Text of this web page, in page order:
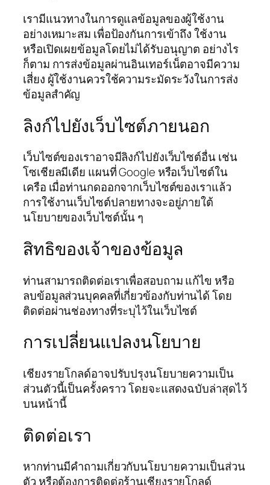
เรามีแนวทางในการดูแลข้อมูลของผู้ใช้งาน
อย่างเหมาะสม เพื่อป้องกันการเข้าถึง ใช้งาน
หรือเปิดเผยข้อมูลโดยไม่ได้รับอนุญาต อย่างไร
ก็ตาม การส่งข้อมูลผ่านอินเทอร์เน็ตอาจมีความ
เสี่ยง ผู้ใช้งานควรใช้ความระมัดระวังในการส่ง
ข้อมูลสำคัญ
ลิงก์ไปยังเว็บไซต์ภายนอก
เว็บไซต์ของเราอาจมีลิงก์ไปยังเว็บไซต์อื่น เช่น
โซเชียลมีเดีย แผนที่ Google หรือเว็บไซต์ใน
เครือ เมื่อท่านกดออกจากเว็บไซต์ของเราแล้ว
การใช้งานเว็บไซต์ปลายทางจะอยู่ภายใต้
นโยบายของเว็บไซต์นั้น ๆ
สิทธิของเจ้าของข้อมูล
ท่านสามารถติดต่อเราเพื่อสอบถาม แก้ไข หรือ
ลบข้อมูลส่วนบุคคลที่เกี่ยวข้องกับท่านได้ โดย
ติดต่อผ่านช่องทางที่ระบุไว้ในเว็บไซต์
การเปลี่ยนแปลงนโยบาย
เชียงรายโกลด์อาจปรับปรุงนโยบายความเป็น
ส่วนตัวนี้เป็นครั้งคราว โดยจะแสดงฉบับล่าสุดไว้
บนหน้านี้
ติดต่อเรา
หากท่านมีคำถามเกี่ยวกับนโยบายความเป็นส่วน
ตัว หรือต้องการติดต่อร้านเชียงรายโกลด์